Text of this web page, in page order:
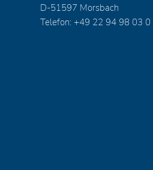
D-51597 Morsbach
Telefon: +49 22 94 98 03 0